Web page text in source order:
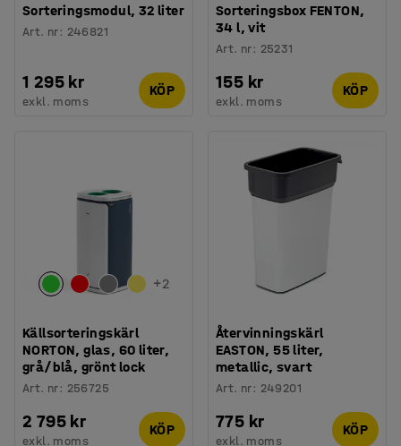
Sorteringsmodul, 32 liter
Art. nr: 246821
1 295 kr
exkl. moms
KÖP
Sorteringsbox FENTON,
34 l, vit
Art. nr: 25231
155 kr
exkl. moms
KÖP
+2
Källsorteringskärl
NORTON, glas, 60 liter,
grå/blå, grönt lock
Art. nr: 256725
2 795 kr
exkl. moms
KÖP
Återvinningskärl
EASTON, 55 liter,
metallic, svart
Art. nr: 249201
775 kr
exkl. moms
KÖP